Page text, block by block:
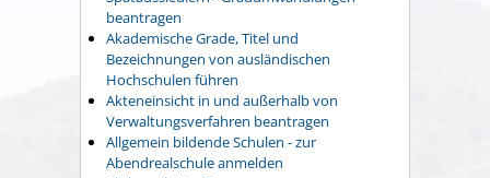
beantragen
Akademische Grade, Titel und
Bezeichnungen von ausländischen
Hochschulen führen
Akteneinsicht in und außerhalb von
Verwaltungsverfahren beantragen
Allgemein bildende Schulen - zur
Abendrealschule anmelden